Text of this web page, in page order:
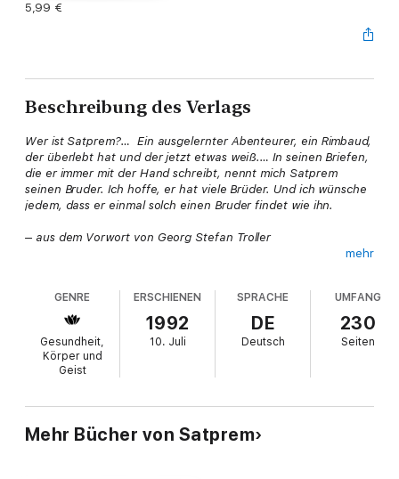
5,99 €
Beschreibung des Verlags
Wer ist Satprem?… Ein ausgelernter Abenteurer, ein Rimbaud,
der überlebt hat und der jetzt etwas weiß.… In seinen Briefen,
die er immer mit der Hand schreibt, nennt mich Satprem
seinen Bruder. Ich hoffe, er hat viele Brüder. Und ich wünsche
jedem, dass er einmal solch einen Bruder findet wie ihn.
– aus dem Vorwort von Georg Stefan Troller
Mauern schützen, um zu überleben: von denen der Zellwände
bis zur letzten, der des menschlichen Egos.
Diese Mauern ermöglichten die Individualisierung, wir wurden
aber auch Gefangene darin, und die Mauern müssen immer
wieder gebrochen werden, um wachsen zu können: das ist der
Wäre es jetzt für den Menschen, der diese Vorgänge begreift,
nicht möglich, die mechanische Wiederholung durch eine neue,
mehr
GENRE
Gesundheit,
Körper und
Geist
ERSCHIENEN
1992
10. Juli
SPRACHE
DE
Deutsch
UMFANG
230
Seiten
Mehr Bücher von Satprem